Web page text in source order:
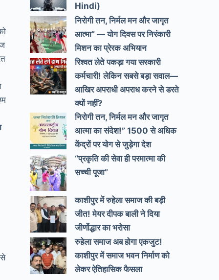
Hindi)
निरोगी तन, निर्मल मन और जागृत
आत्मा” — योग दिवस पर निरंकारी
मिशन का प्रेरक अभियान
रिश्वत लेते पकड़ा गया सरकारी
कर्मचारी! लेकिन सबसे बड़ा सवाल—
आखिर अपराधी अपराध करने से डरते
क्यों नहीं?
निरोगी तन, निर्मल मन और जागृत
आत्मा का संदेश!” 1500 से अधिक
केंद्रों पर योग से जुड़ेगा देश
“प्रकृति की सेवा ही परमात्मा की
सच्ची पूजा”
काशीपुर में रुहेला समाज की बड़ी
जीत! मेयर दीपक बाली ने दिया
जीर्णोद्धार का भरोसा
रुहेला समाज अब होगा एकजुट!
काशीपुर में समाज भवन निर्माण को
लेकर ऐतिहासिक फैसला